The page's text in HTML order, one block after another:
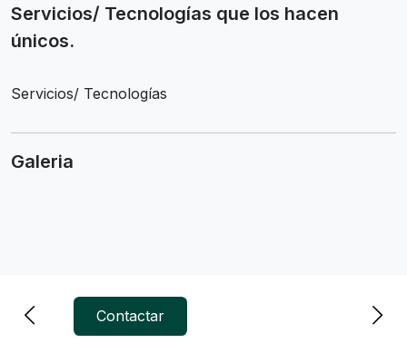
Servicios/ Tecnologías que los hacen
únicos.
Servicios/ Tecnologías
Galeria
Contactar